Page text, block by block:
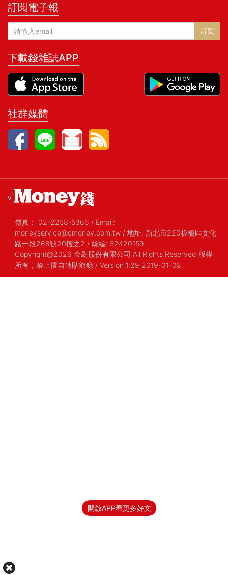
開啟APP看更多好文
訂閱電子報
訂閱
下載錢雜誌APP
社群媒體
v
傳真： 02-2258-5366 / Email:
moneyservice@cmoney.com.tw / 地址: 新北市220板橋區文化
路一段268號20樓之2 / 統編: 52420159
Copyright@2026 金尉股份有限公司 All Rights Reserved 版權
所有，禁止擅自轉貼節錄 / Version 1.29 2019-01-08